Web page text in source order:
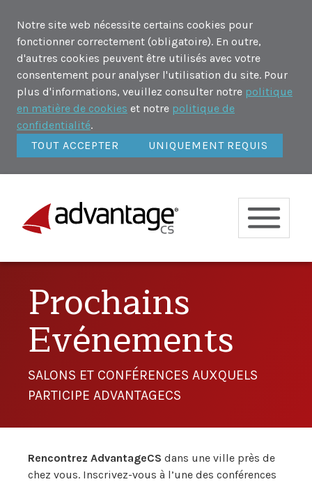
Notre site web nécessite certains cookies pour
fonctionner correctement (obligatoire). En outre,
d'autres cookies peuvent être utilisés avec votre
consentement pour analyser l'utilisation du site. Pour
plus d'informations, veuillez consulter notre politique
en matière de cookies et notre politique de
confidentialité.
TOUT ACCEPTER
UNIQUEMENT REQUIS
Prochains
Evénements
SALONS ET CONFÉRENCES AUXQUELS
PARTICIPE ADVANTAGECS
Rencontrez AdvantageCS dans une ville près de
chez vous. Inscrivez-vous à l’une des conférences